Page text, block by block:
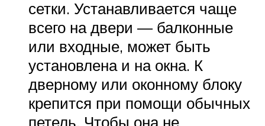
сетки. Устанавливается чаще
всего на двери — балконные
или входные, может быть
установлена и на окна. К
дверному или оконному блоку
крепится при помощи обычных
петель. Чтобы она не